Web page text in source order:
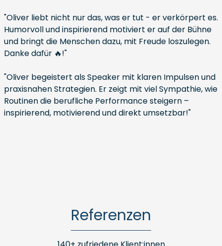
"Oliver liebt nicht nur das, was er tut - er verkörpert es.
Humorvoll und inspirierend motiviert er auf der Bühne
und bringt die Menschen dazu, mit Freude loszulegen.
Danke dafür 🔥!"
"Oliver begeistert als Speaker mit klaren Impulsen und
praxisnahen Strategien. Er zeigt mit viel Sympathie, wie
Routinen die berufliche Performance steigern –
inspirierend, motivierend und direkt umsetzbar!"
Referenzen